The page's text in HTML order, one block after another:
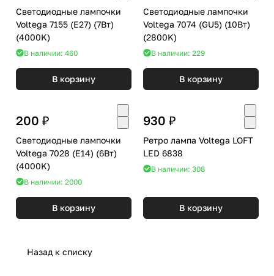
Светодиодные лампочки
Voltega 7155 (E27) (7Вт)
(4000K)
В наличии: 460
В корзину
Светодиодные лампочки
Voltega 7074 (GU5) (10Вт)
(2800K)
В наличии: 229
В корзину
200 ₽
Светодиодные лампочки
Voltega 7028 (E14) (6Вт)
(4000K)
В наличии: 2000
В корзину
930 ₽
Ретро лампа Voltega LOFT
LED 6838
В наличии: 308
В корзину
Назад к списку